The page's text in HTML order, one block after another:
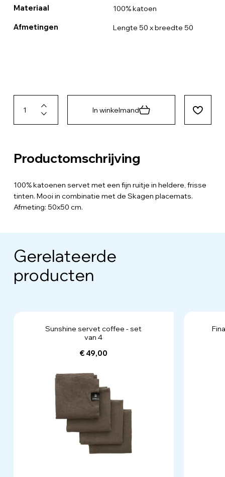
Materiaal 100% katoen
Afmetingen Lengte 50 x breedte 50
In winkelmand
Productomschrijving
100% katoenen servet met een fijn ruitje in heldere, frisse
tinten. Mooi in combinatie met de Skagen placemats.
Afmeting: 50x50 cm.
Gerelateerde
producten
Sunshine servet coffee - set
van 4
€ 49,00